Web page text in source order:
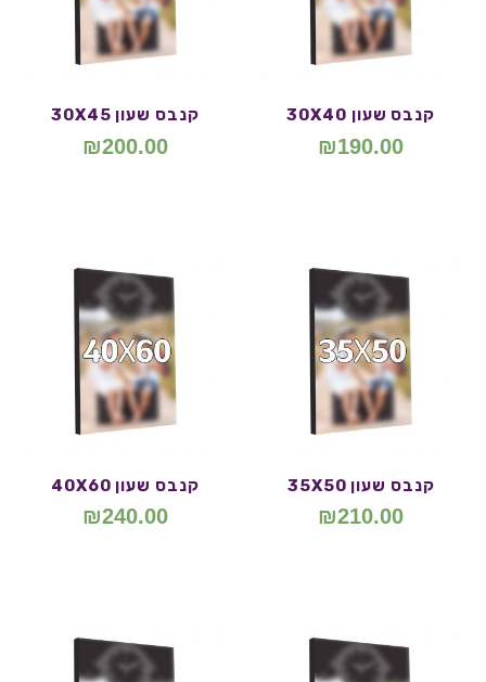
קנבס שעון 30X40
₪190.00
קנבס שעון 30X45
₪200.00
קנבס שעון 35X50
₪210.00
קנבס שעון 40X60
₪240.00